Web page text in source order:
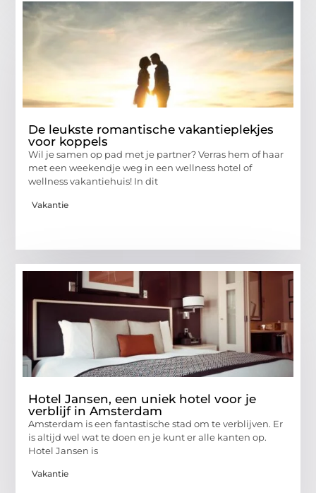
De leukste romantische vakantieplekjes
voor koppels
Wil je samen op pad met je partner? Verras hem of haar
met een weekendje weg in een wellness hotel of
wellness vakantiehuis! In dit
Vakantie
Hotel Jansen, een uniek hotel voor je
verblijf in Amsterdam
Amsterdam is een fantastische stad om te verblijven. Er
is altijd wel wat te doen en je kunt er alle kanten op.
Hotel Jansen is
Vakantie